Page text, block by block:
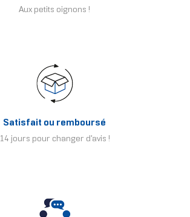
Aux petits oignons !
Satisfait ou remboursé
14 jours pour changer d'avis !